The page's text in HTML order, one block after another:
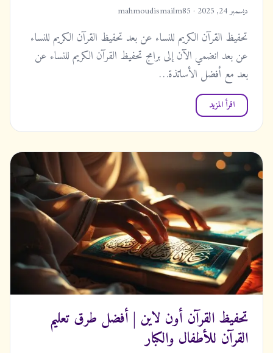
ديسمبر 24, 2025 · mahmoudismailm85
تحفيظ القرآن الكريم للنساء عن بعد تحفيظ القرآن الكريم للنساء
عن بعد انضمي الآن إلى برامج تحفيظ القرآن الكريم للنساء عن
بعد مع أفضل الأساتذة…
اقرأ المزيد
تحفيظ القرآن أون لاين | أفضل طرق تعليم
القرآن للأطفال والكبار